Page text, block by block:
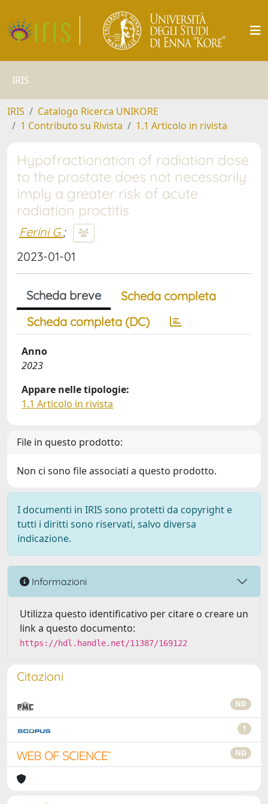
IRIS
IRIS
Catalogo Ricerca UNIKORE
1 Contributo su Rivista
1.1 Articolo in rivista
Hypofractionation of radiation dose
to the prostate does not necessarily
imply a greater risk of acute
radiation proctitis
Ferini G.;
2023-01-01
Scheda breve
Scheda completa
Scheda completa (DC)
Anno
2023
Appare nelle tipologie:
1.1 Articolo in rivista
File in questo prodotto:
Non ci sono file associati a questo prodotto.
I documenti in IRIS sono protetti da copyright e
tutti i diritti sono riservati, salvo diversa
indicazione.
Informazioni
Utilizza questo identificativo per citare o creare un
link a questo documento:
https://hdl.handle.net/11387/169122
Citazioni
ND
1
ND